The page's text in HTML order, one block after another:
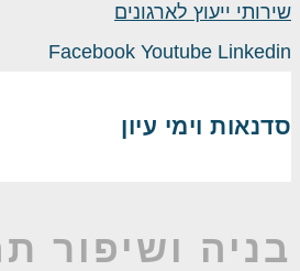
ייעוץ לארגונים
Facebook Youtube
וימי עיון
ושיפור